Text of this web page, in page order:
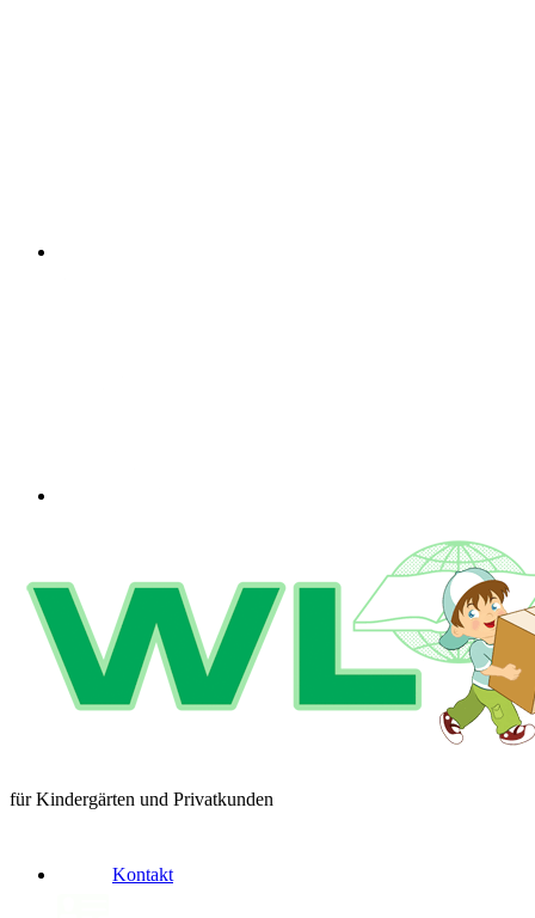
für Kindergärten und Privatkunden
Kontakt